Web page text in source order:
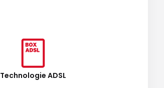
Technologie ADSL